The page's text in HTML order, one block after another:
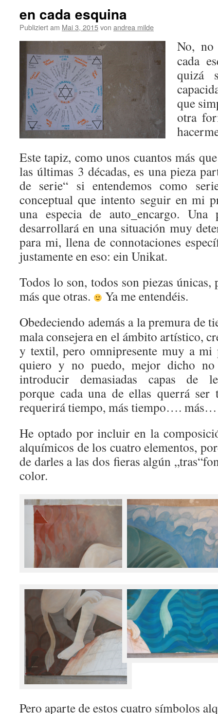
en cada esquina
Publiziert am Mai 3, 2015von andrea milde
No, no
cada
quizá
que
otra
Este tapiz, como unos cuantos más
las últimas 3 décadas, es una pieza
de serie“ si entendemos como
conceptual que intento seguir en mi
una especia de auto_encargo.
desarrollará en una situación muy
para mi, llena de connotaciones
justamente en eso: ein Unikat.
Todos lo son, todos son piezas únicas,
más que otras.
Ya me entendéis.
Obedeciendo además a la premura de
mala consejera en el ámbito artístico,
y textil, pero omnipresente muy a mi
quiero y no puedo, mejor dicho no
introducir demasiadas capas de
porque cada una de ellas querrá ser
requerirá tiempo, más tiempo…. más…
He optado por incluir en la
alquímicos de los cuatro elementos,
de darles a las dos fieras algún
color.
Pero aparte de estos cuatro símbolos